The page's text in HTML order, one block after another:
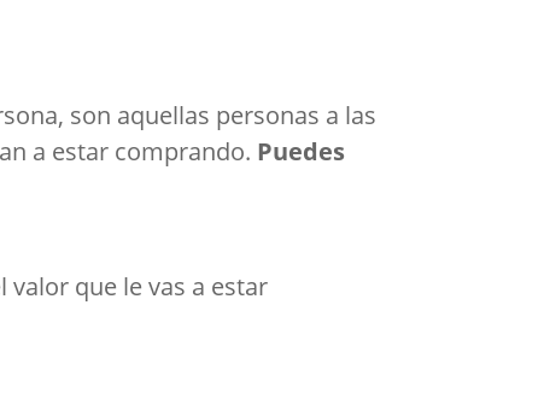
son aquellas personas a las
a estar comprando. Puedes
que le vas a estar